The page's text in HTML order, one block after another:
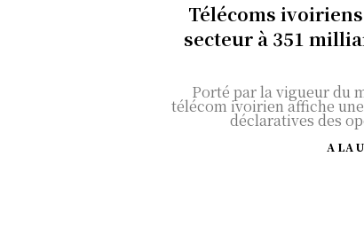
Télécoms
secteur à 351
Porté par la vigueur du
télécom ivoirien affiche
déclaratives des
A LA